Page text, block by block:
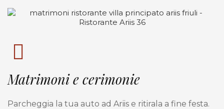
Matrimoni e cerimonie
Parcheggia la tua auto ad Ariis e ritirala a fine festa.